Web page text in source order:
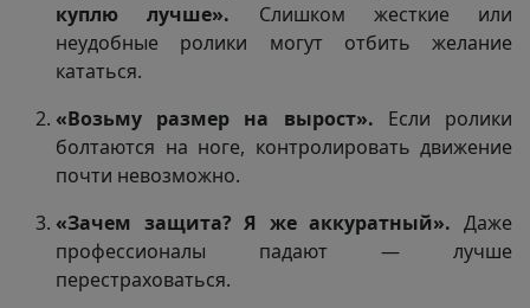
куплю лучше». Слишком жесткие или
неудобные ролики могут отбить желание
кататься.
«Возьму размер на вырост». Если ролики
болтаются на ноге, контролировать движение
почти невозможно.
«Зачем защита? Я же аккуратный». Даже
профессионалы падают — лучше
перестраховаться.